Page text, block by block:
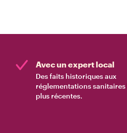
Avec un expert local
Des faits historiques aux
réglementations sanitaires
plus récentes.